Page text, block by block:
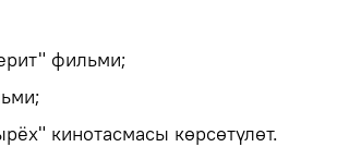
фильми;
кинотасмасы көрсөтүлөт.